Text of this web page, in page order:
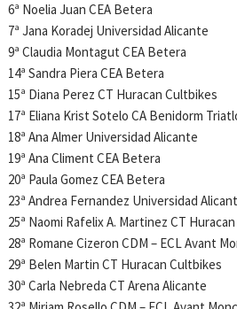
6ª Noelia Juan CEA Betera
7ª Jana Koradej Universidad Alicante
9ª Claudia Montagut CEA Betera
14ª Sandra Piera CEA Betera
15ª Diana Perez CT Huracan Cultbikes
17ª Eliana Krist Sotelo CA Benidorm
18ª Ana Almer Universidad Alicante
19ª Ana Climent CEA Betera
20ª Paula Gomez CEA Betera
23ª Andrea Fernandez Universidad
25ª Naomi Rafelix A. Martinez CT
28ª Romane Cizeron CDM – ECL Avant
29ª Belen Martin CT Huracan Cultbikes
30ª Carla Nebreda CT Arena Alicante